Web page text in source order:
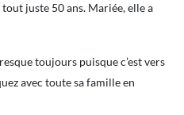
juste 50 ans. Mariée, elle a
toujours puisque c’est vers
avec toute sa famille en